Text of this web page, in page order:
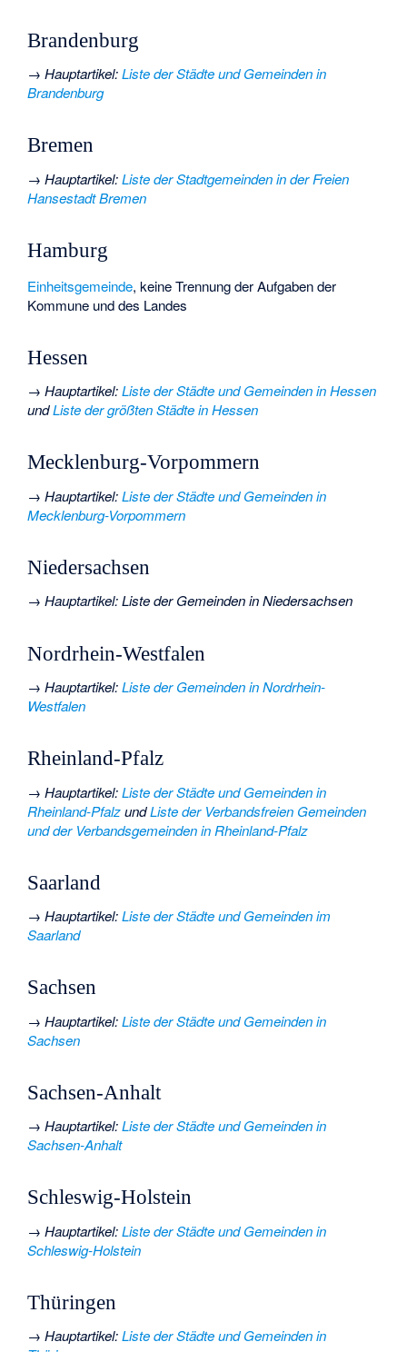
Brandenburg
→Hauptartikel:Liste der Städte und Gemeinden in
Brandenburg
Bremen
→Hauptartikel:Liste der Stadtgemeinden in der Freien
Hansestadt Bremen
Hamburg
Einheitsgemeinde, keine Trennung der Aufgaben der
Kommune und des Landes
Hessen
→Hauptartikel:Liste der Städte und Gemeinden in Hessen
undListe der größten Städte in Hessen
Mecklenburg-Vorpommern
→Hauptartikel:Liste der Städte und Gemeinden in
Mecklenburg-Vorpommern
Niedersachsen
→Hauptartikel:Liste der Gemeinden in Niedersachsen
Nordrhein-Westfalen
→Hauptartikel:Liste der Gemeinden in Nordrhein-
Westfalen
Rheinland-Pfalz
→Hauptartikel:Liste der Städte und Gemeinden in
Rheinland-PfalzundListe der Verbandsfreien Gemeinden
und der Verbandsgemeinden in Rheinland-Pfalz
Saarland
→Hauptartikel:Liste der Städte und Gemeinden im
Saarland
Sachsen
→Hauptartikel:Liste der Städte und Gemeinden in
Sachsen
Sachsen-Anhalt
→Hauptartikel:Liste der Städte und Gemeinden in
Sachsen-Anhalt
Schleswig-Holstein
→Hauptartikel:Liste der Städte und Gemeinden in
Schleswig-Holstein
Thüringen
→Hauptartikel:Liste der Städte und Gemeinden in